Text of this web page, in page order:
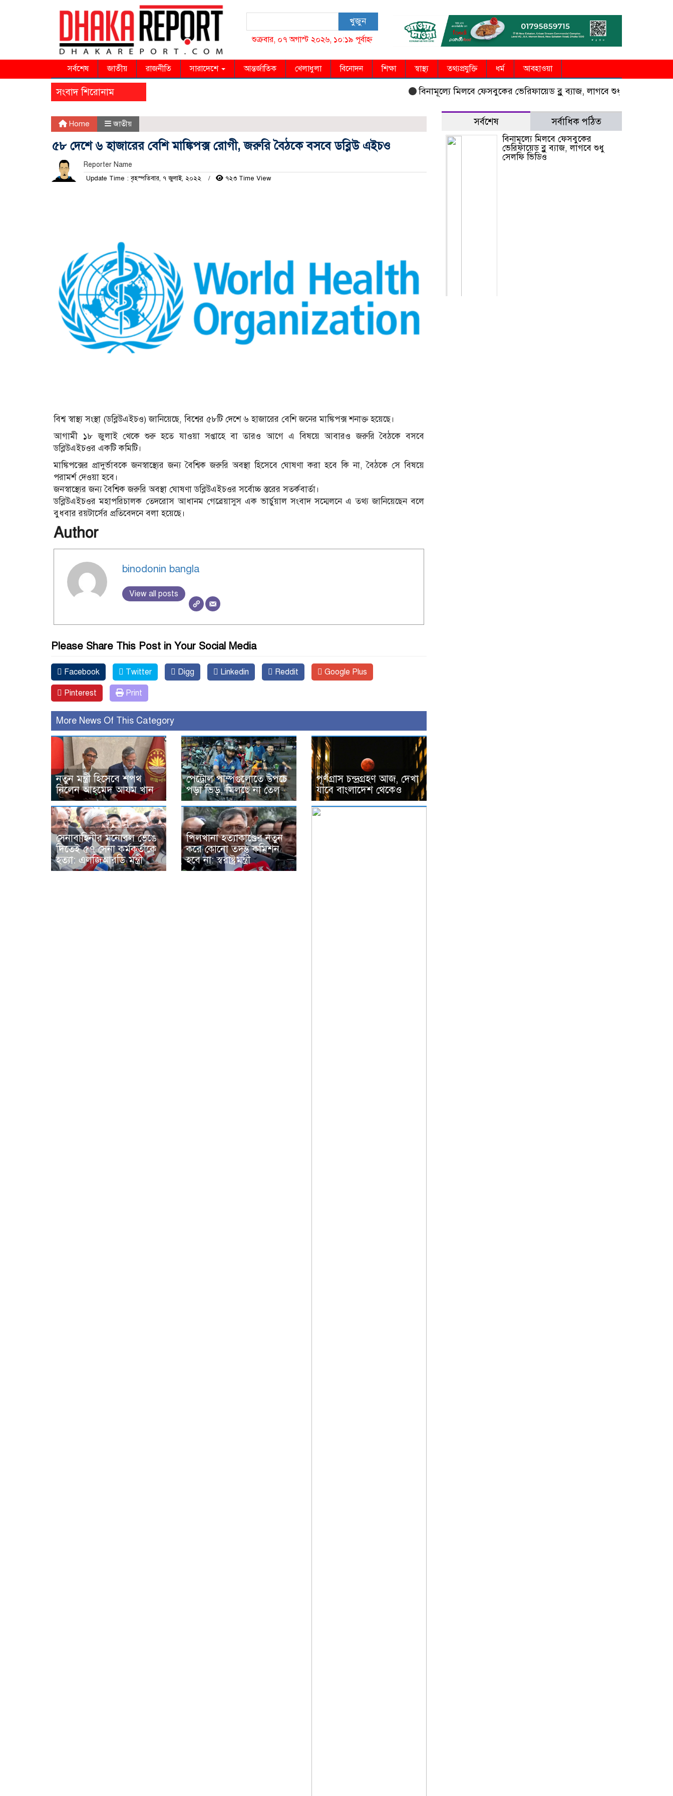
খুজুন
শুক্রবার, ০৭ অগাস্ট ২০২৬, ১০:১৯ পূর্বাহ্ন
সর্বশেষ জাতীয় রাজনীতি সারাদেশে আন্তর্জাতিক খেলাধুলা বিনোদন শিক্ষা স্বাস্থ্য তথ্যপ্রযুক্তি ধর্ম আবহাওয়া
সংবাদ শিরোনাম বিনামূল্যে মিলবে ফেসবুকের ভেরিফায়েড ব্লু ব্যাজ, লাগবে শুধু সেলফি ভিডিও
Home জাতীয়
৫৮ দেশে ৬ হাজারের বেশি মাঙ্কিপক্স রোগী, জরুরি বৈঠকে বসবে ডব্লিউ এইচও
Reporter Name
Update Time : বৃহস্পতিবার, ৭ জুলাই, ২০২২ ৭২৩ Time View
বিশ্ব স্বাস্থ্য সংস্থা (ডব্লিউএইচও) জানিয়েছে, বিশ্বের ৫৮টি দেশে ৬ হাজারের বেশি জনের মাঙ্কিপক্স শনাক্ত হয়েছে।
আগামী ১৮ জুলাই থেকে শুরু হতে যাওয়া সপ্তাহে বা তারও আগে এ বিষয়ে আবারও জরুরি বৈঠকে বসবে
ডব্লিউএইচওর একটি কমিটি।
মাঙ্কিপক্সের প্রাদুর্ভাবকে জনস্বাস্থ্যের জন্য বৈশ্বিক জরুরি অবস্থা হিসেবে ঘোষণা করা হবে কি না, বৈঠকে সে বিষয়ে
পরামর্শ দেওয়া হবে।
জনস্বাস্থ্যের জন্য বৈশ্বিক জরুরি অবস্থা ঘোষণা ডব্লিউএইচওর সর্বোচ্চ স্তরের সতর্কবার্তা।
ডব্লিউএইচওর মহাপরিচালক তেদরোস আধানম গেব্রেয়াসুস এক ভার্চুয়াল সংবাদ সম্মেলনে এ তথ্য জানিয়েছেন বলে
বুধবার রয়টার্সের প্রতিবেদনে বলা হয়েছে।
Author
binodonin bangla
View all posts
Please Share This Post in Your Social Media
Facebook Twitter Digg Linkedin Reddit Google Plus
Pinterest Print
More News Of This Category
নতুন মন্ত্রী হিসেবে শপথ
নিলেন আহমেদ আযম খান
পেট্রোল পাম্পগুলোতে উপচে
পড়া ভিড়, মিলছে না তেল
পূর্ণগ্রাস চন্দ্রগ্রহণ আজ, দেখা
যাবে বাংলাদেশ থেকেও
সেনাবাহিনীর মনোবল ভেঙে
দিতেই ৫৭ সেনা কর্মকর্তাকে
হত্যা: এলজিআরডি মন্ত্রী
পিলখানা হত্যাকাণ্ডের নতুন
করে কোনো তদন্ত কমিশন
হবে না: স্বরাষ্ট্রমন্ত্রী
সর্বশেষ সর্বাধিক পঠিত
বিনামূল্যে মিলবে ফেসবুকের
ভেরিফায়েড ব্লু ব্যাজ, লাগবে শুধু
সেলফি ভিডিও